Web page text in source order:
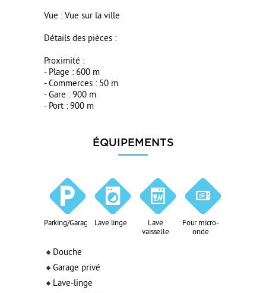
Vue : Vue sur la ville
Détails des pièces :
Proximité :
- Plage : 600 m
- Commerces : 50 m
- Gare : 900 m
- Port : 900 m
ÉQUIPEMENTS
Parking/Garage Lave linge
Lave
vaisselle
Four micro-
onde
Douche
Garage privé
Lave-linge